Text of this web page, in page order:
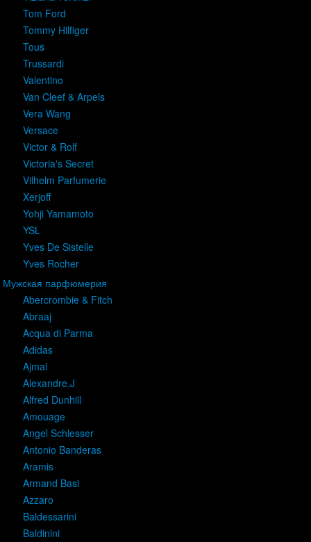
Tom Ford
Tommy Hilfiger
Tous
Trussardi
Valentino
Van Cleef & Arpels
Vera Wang
Versace
Victor & Rolf
Victoria's Secret
Vilhelm Parfumerie
Xerjoff
Yohji Yamamoto
YSL
Yves De Sistelle
Yves Rocher
Мужская парфюмерия
Abercrombie & Fitch
Abraaj
Acqua di Parma
Adidas
Ajmal
Alexandre.J
Alfred Dunhill
Amouage
Angel Schlesser
Antonio Banderas
Aramis
Armand Basi
Azzaro
Baldessarini
Baldinini